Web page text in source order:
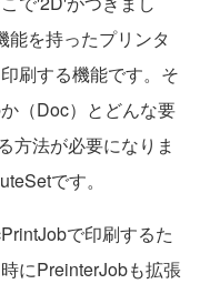
能を持ったプリンタ
刷する機能です。そ
（Doc）とどんな要
方法が必要になりま
です。
で印刷するた
にPreinterJobも拡張